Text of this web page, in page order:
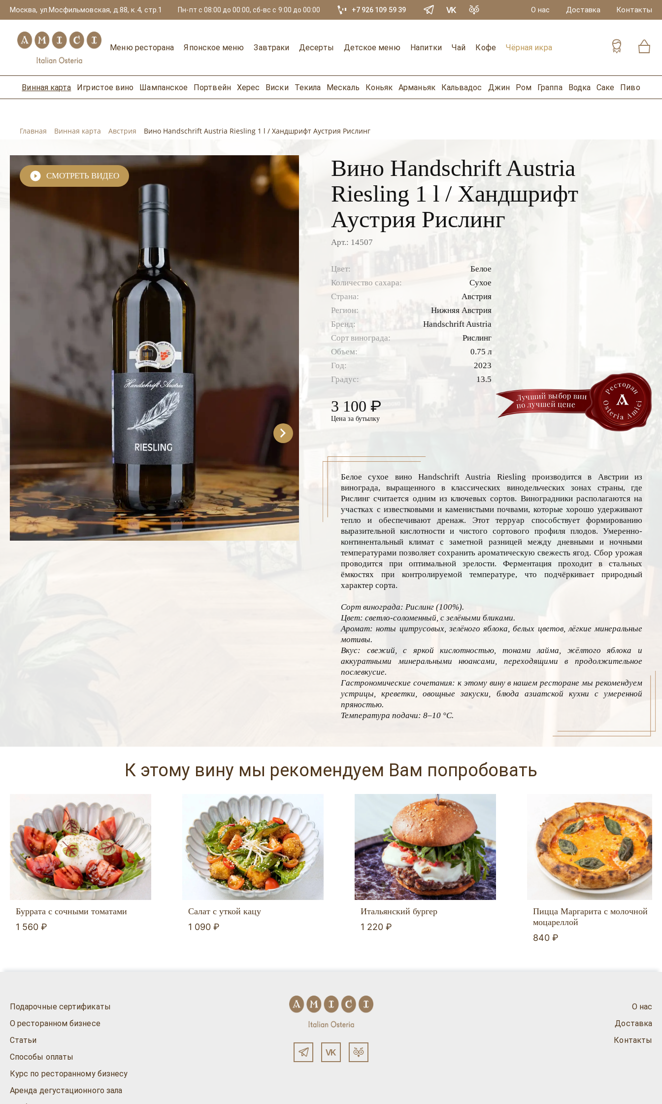
Москва, ул.Мосфильмовская, д.88, к.4, стр.1 Пн-пт с 08:00 до 00:00, сб-вс с 9:00 до 00:00 +7 926 109 59 39 О нас Доставка Контакты
Меню ресторана Японское меню Завтраки Десерты Детское меню Напитки Чай Кофе Чёрная икра
Винная карта Игристое вино Шампанское Портвейн Херес Виски Текила Мескаль Коньяк Арманьяк Кальвадос Джин Ром Граппа Водка Саке Пиво
Главная Винная карта Австрия Вино Handschrift Austria Riesling 1 l / Хандшрифт Аустрия Рислинг
СМОТРЕТЬ ВИДЕО
Вино Handschrift Austria
Riesling 1 l / Хандшрифт
Аустрия Рислинг
Арт.: 14507
Цвет:
Белое
Количество сахара:
Сухое
Страна:
Австрия
Регион:
Нижняя Австрия
Бренд:
Handschrift Austria
Сорт винограда:
Рислинг
Объем:
0.75 л
Год:
2023
Градус:
13.5
3 100 ₽
Цена за бутылку
Белое сухое вино Handschrift Austria Riesling производится в Австрии из
винограда, выращенного в классических винодельческих зонах страны, где
Рислинг считается одним из ключевых сортов. Виноградники располагаются на
участках с известковыми и каменистыми почвами, которые хорошо удерживают
тепло и обеспечивают дренаж. Этот терруар способствует формированию
выразительной кислотности и чистого сортового профиля плодов. Умеренно-
континентальный климат с заметной разницей между дневными и ночными
температурами позволяет сохранить ароматическую свежесть ягод. Сбор урожая
проводится при оптимальной зрелости. Ферментация проходит в стальных
ёмкостях при контролируемой температуре, что подчёркивает природный
характер сорта.
Сорт винограда: Рислинг (100%).
Цвет: светло-соломенный, с зелёными бликами.
Аромат: ноты цитрусовых, зелёного яблока, белых цветов, лёгкие минеральные
мотивы.
Вкус: свежий, с яркой кислотностью, тонами лайма, жёлтого яблока и
аккуратными минеральными нюансами, переходящими в продолжительное
послевкусие.
Гастрономические сочетания: к этому вину в нашем ресторане мы рекомендуем
устрицы, креветки, овощные закуски, блюда азиатской кухни с умеренной
пряностью.
Температура подачи: 8–10 °C.
К этому вину мы рекомендуем Вам попробовать
Буррата с сочными томатами
1 560 ₽
Салат с уткой кацу
1 090 ₽
Итальянский бургер
1 220 ₽
Пицца Маргарита с молочной
моцареллой
840 ₽
Подарочные сертификаты
О ресторанном бизнесе
Статьи
Способы оплаты
Курс по ресторанному бизнесу
Аренда дегустационного зала
О нас
Доставка
Контакты